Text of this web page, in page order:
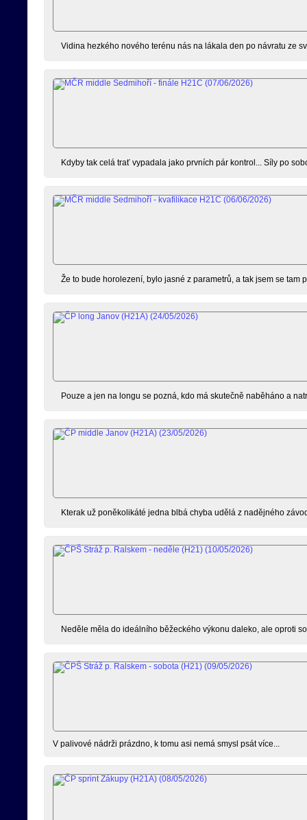
Vidina hezkého nového terénu nás na lákala den po návratu ze
Kdyby tak celá trať vypadala jako prvních pár kontrol... Síly po
Že to bude horolezení, bylo jasné z parametrů, a tak jsem se
Pouze a jen na longu se pozná, kdo má skutečně naběháno a
Kterak už poněkolikáté jedna blbá chyba udělá z nadějného
Neděle měla do ideálního běžeckého výkonu daleko, ale oproti
V palivové nádrži prázdno, k tomu asi nemá smysl psát více...